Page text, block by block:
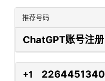
推荐号码
ChatGPT账号注册
+1 2264451340